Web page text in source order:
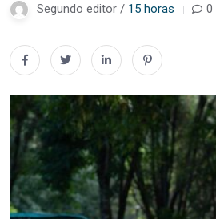
Segundo editor / 15 horas 0